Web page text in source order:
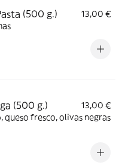
(500 g.)
13,00 €
(500 g.)
13,00 €
queso fresco, olivas negras